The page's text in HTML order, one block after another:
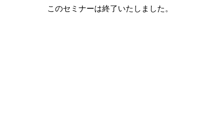
このセミナーは終了いたしました。